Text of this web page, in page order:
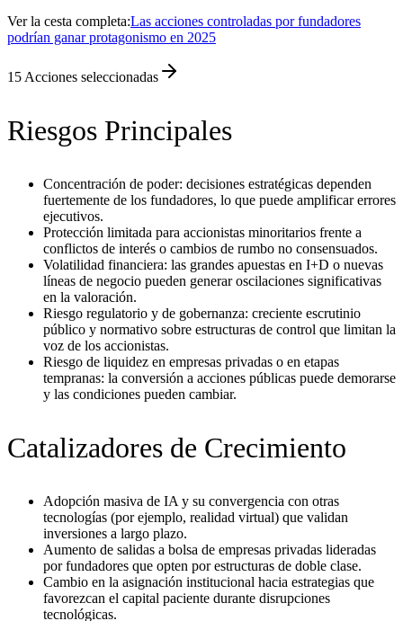
Ver la cesta completa:Las acciones controladas por fundadores
podrían ganar protagonismo en 2025
15Acciones seleccionadas
Riesgos Principales
Concentración de poder: decisiones estratégicas dependen
fuertemente de los fundadores, lo que puede amplificar errores
ejecutivos.
Protección limitada para accionistas minoritarios frente a
conflictos de interés o cambios de rumbo no consensuados.
Volatilidad financiera: las grandes apuestas en I+D o nuevas
líneas de negocio pueden generar oscilaciones significativas
en la valoración.
Riesgo regulatorio y de gobernanza: creciente escrutinio
público y normativo sobre estructuras de control que limitan la
voz de los accionistas.
Riesgo de liquidez en empresas privadas o en etapas
tempranas: la conversión a acciones públicas puede demorarse
y las condiciones pueden cambiar.
Catalizadores de Crecimiento
Adopción masiva de IA y su convergencia con otras
tecnologías (por ejemplo, realidad virtual) que validan
inversiones a largo plazo.
Aumento de salidas a bolsa de empresas privadas lideradas
por fundadores que opten por estructuras de doble clase.
Cambio en la asignación institucional hacia estrategias que
favorezcan el capital paciente durante disrupciones
tecnológicas.